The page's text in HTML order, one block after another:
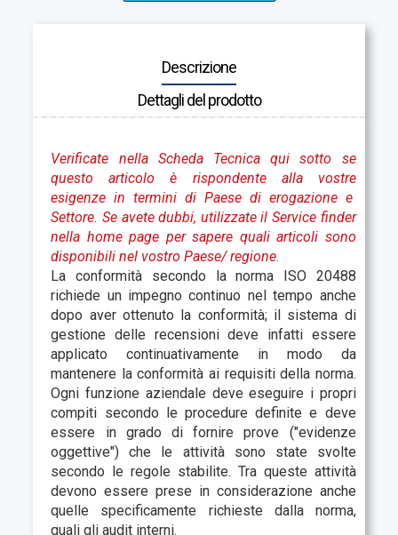
Descrizione
Dettagli del prodotto
Verificate nella Scheda Tecnica qui sotto se
questo articolo è rispondente alla vostre
esigenze in termini di Paese di erogazione e
Settore.Se avete dubbi, utilizzate il Service finder
nella home page per sapere quali articoli sono
disponibili nel vostro Paese/ regione.
La conformità secondo la norma ISO 20488
richiede un impegno continuo nel tempo anche
dopo aver ottenuto la conformità; il sistema di
gestione delle recensioni deve infatti essere
applicato continuativamente in modo da
mantenere la conformità ai requisiti della norma.
Ogni funzione aziendale deve eseguire i propri
compiti secondo le procedure definite e deve
essere in grado di fornire prove ("evidenze
oggettive") che le attività sono state svolte
secondo le regole stabilite. Tra queste attività
devono essere prese in considerazione anche
quelle specificamente richieste dalla norma,
quali gli audit interni.